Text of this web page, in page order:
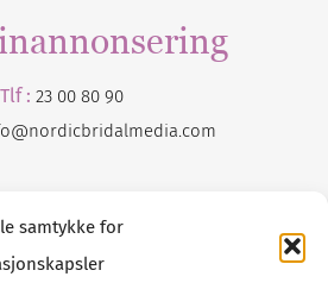
samtykke for
Tlf : 23 00 80 90
nordicbridalmedia.com